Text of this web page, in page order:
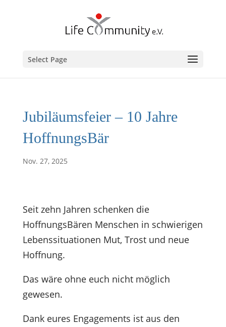
Select Page
Jubiläumsfeier – 10 Jahre
HoffnungsBär
Nov. 27, 2025
Seit zehn Jahren schenken die
HoffnungsBären Menschen in schwierigen
Lebenssituationen Mut, Trost und neue
Hoffnung.
Das wäre ohne euch nicht möglich
gewesen.
Dank eures Engagements ist aus den